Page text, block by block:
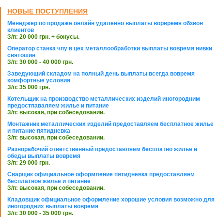
НОВЫЕ ПОСТУПЛЕНИЯ
Менеджер по продаже онлайн удаленно выплаты ворвремя обзвон
клиентов
З/п: 20 000 грн. + бонусы.
Оператор станка чпу в цех металлообработки выплаты вовремя нивки
святошин
З/п: 30 000 - 40 000 грн.
Заведующий складом на полный день выплаты всегда вовремя
комфортные условия
З/п: 35 000 грн.
Котельщик на производство металлических изделий иногородним
предостпаваляем жилье и питание
З/п: высокая, при собеседовании.
Монтажник металлических изделий предоставляем бесплатное жилье
и питание пятидневка
З/п: высокая, при собеседовании.
Разнорабочий ответственный предоставляем бесплатно жилье и
обеды выплаты вовремя
З/п: 29 000 грн.
Сварщик официальное оформление пятидневка предоставляем
бесплатное жилье и питание
З/п: высокая, при собеседовании.
Кладовщик официальное оформление хорошие условия возможно для
иногородних выплаты вовремя
З/п: 30 000 - 35 000 грн.